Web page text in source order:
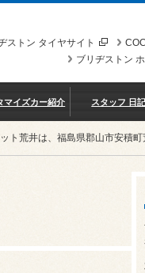
ストン タイヤサイト
ブリヂストン
マイズカー紹介 スタッフ 日
ト荒井は、福島県郡山市安積